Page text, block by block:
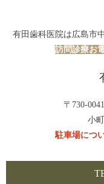
有田歯科医院は広島市
訪問診療お
〒730-
小
駐車場につ